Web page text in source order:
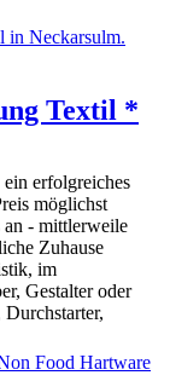
Textil *
erfolgreiches
möglichst
an - mittlerweile
Zuhause
im
Gestalter oder